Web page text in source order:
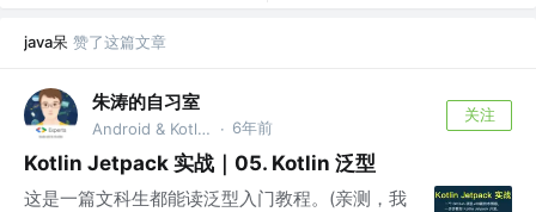
java呆 赞了这篇文章
朱涛的自习室
Android & Kotlin GDE @Munk AI · 6年前
关注
Kotlin Jetpack 实战｜05. Kotlin 泛型
这是一篇文科生都能读泛型入门教程。(亲测，我